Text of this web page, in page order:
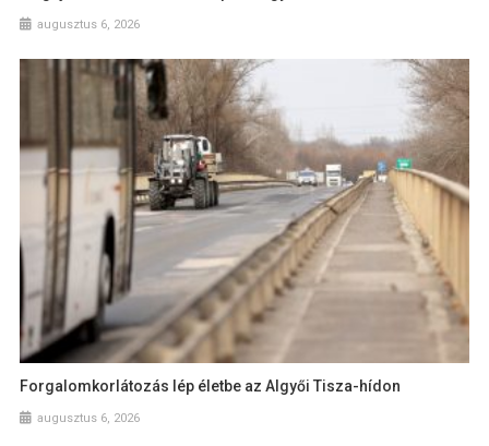
augusztus 6, 2026
Forgalomkorlátozás lép életbe az Algyői Tisza-hídon
augusztus 6, 2026